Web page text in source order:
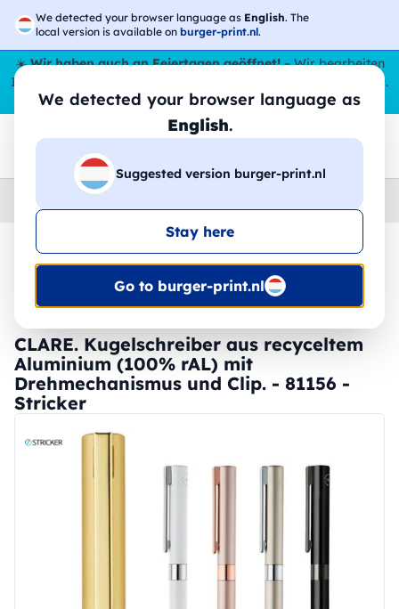
We detected your browser language as English. The
local version is available on burger-print.nl.
We detected your browser language as
English.
Suggested version burger-print.nl
Stay here
Go to burger-print.nl
☀️Wir haben auch an Feiertagen geöffnet!– Wir bearbeiten
Ihre Bestellungen den ganzen Sommer über,
sogar im August.
😎🌴
Home
🔥 -30 % DTF-Druck
CLARE. Kugelschreiber aus recyceltem
Aluminium (100% rAL) mit
Drehmechanismus und Clip. - 81156 -
Stricker